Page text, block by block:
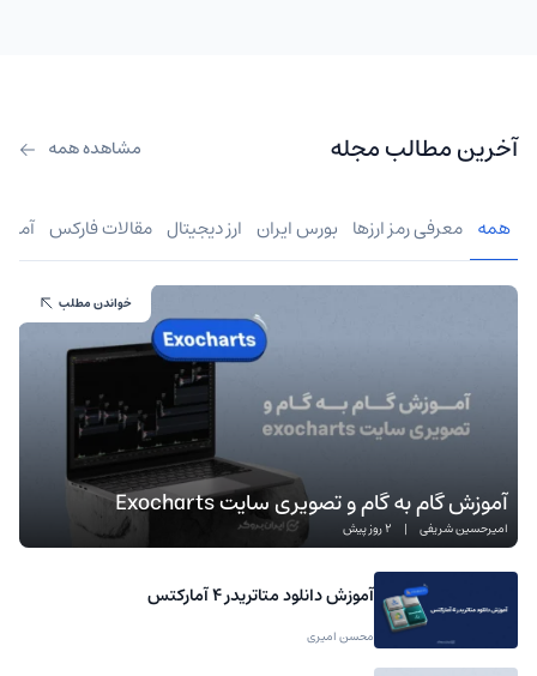
آخرین مطالب مجله مشاهده همه
همه معرفی رمز ارزها بورس ایران ارز دیجیتال مقالات فارکس
آموزش گام به گام و تصویری سایت Exocharts
امیرحسین شریفی | 2 روز پیش
خواندن مطلب
آموزش دانلود متاتریدر 4 آمارکتس
محسن امیری